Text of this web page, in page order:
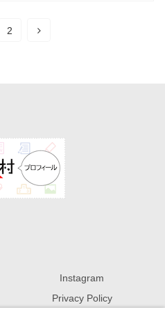
2
Instagram
Privacy Policy